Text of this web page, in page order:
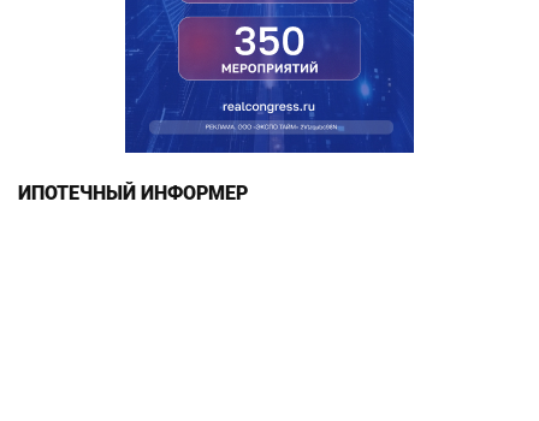
ИПОТЕЧНЫЙ ИНФОРМЕР